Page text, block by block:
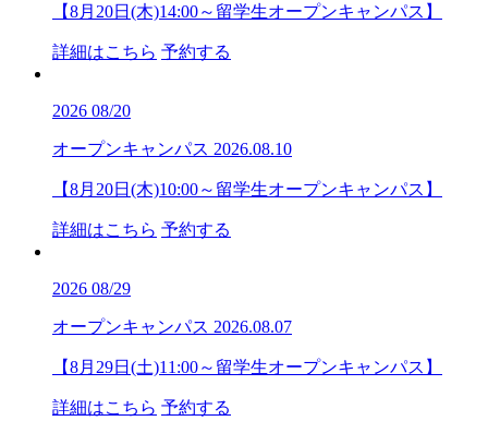
【8月20日(木)14:00～留学生オープンキャンパス】
詳細はこちら 予約する
2026 08/20
オープンキャンパス 2026.08.10
【8月20日(木)10:00～留学生オープンキャンパス】
詳細はこちら 予約する
2026 08/29
オープンキャンパス 2026.08.07
【8月29日(土)11:00～留学生オープンキャンパス】
詳細はこちら 予約する